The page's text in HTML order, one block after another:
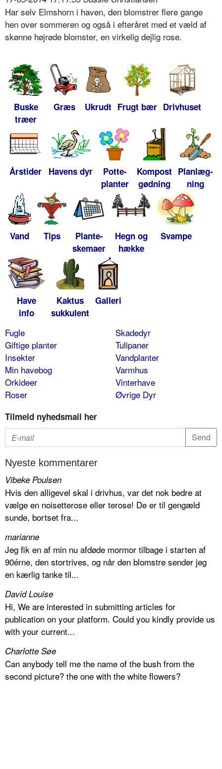
Har selv Elmshorn i haven, den blomstrer flere gange
hen over sommeren og også i efteråret med et væld af
skønne højrøde blomster, en virkelig dejlig rose.
Buske
træer
Græs Ukrudt Frugt bær Drivhuset
Årstider Havens dyr
Potte-
planter
Kompost
gødning
Planlæg-
ning
Vand Tips
Plante-
skemaer
Hegn og
hække
Svampe
Have
info
Kaktus
sukkulent
Galleri
Fugle
Giftige planter
Insekter
Min havebog
Orkideer
Roser
Skadedyr
Tulipaner
Vandplanter
Varmhus
Vinterhave
Øvrige Dyr
Tilmeld nyhedsmail her
Nyeste kommentarer
Vibeke Poulsen
Hvis den alligevel skal i drivhus, var det nok bedre at
vælge en noisetterose eller terose! De er til gengæld
sunde, bortset fra...
marianne
Jeg fik en af min nu afdøde mormor tilbage i starten af
90érne, den stortrives, og når den blomstre sender jeg
en kærlig tanke til...
David Louise
Hi, We are interested in submitting articles for
publication on your platform. Could you kindly provide us
with your current...
Charlotte Søe
Can anybody tell me the name of the bush from the
second picture? the one with the white flowers?